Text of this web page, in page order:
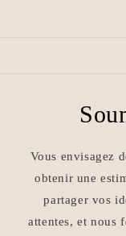
Vous envisagez
obtenir une
partager vos
attentes, et nous